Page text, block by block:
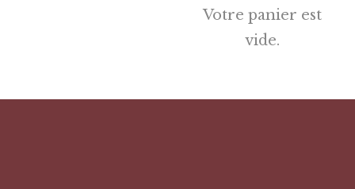
Votre panier est
vide.